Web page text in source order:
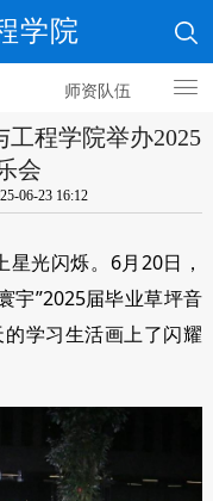
学院
师资队伍
程学院举办2025
会
06-23 16:12